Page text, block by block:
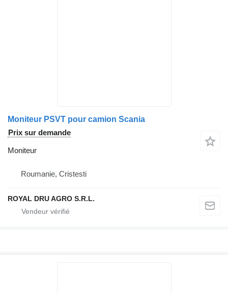
Moniteur PSVT pour camion Scania
Prix sur demande
Moniteur
Roumanie, Cristesti
ROYAL DRU AGRO S.R.L.